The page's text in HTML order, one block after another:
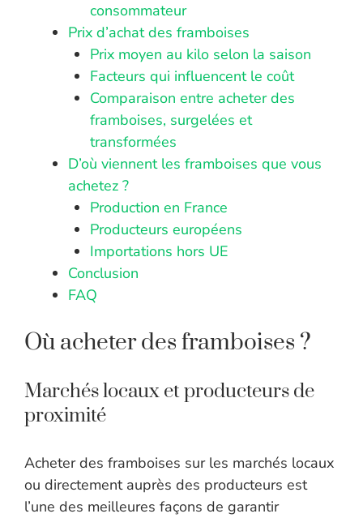
consommateur
Prix d’achat des framboises
Prix moyen au kilo selon la saison
Facteurs qui influencent le coût
Comparaison entre acheter des
framboises, surgelées et
transformées
D’où viennent les framboises que vous
achetez ?
Production en France
Producteurs européens
Importations hors UE
Conclusion
FAQ
Où acheter des framboises ?
Marchés locaux et producteurs de
proximité
Acheter des framboises sur les marchés locaux
ou directement auprès des producteurs est
l’une des meilleures façons de garantir